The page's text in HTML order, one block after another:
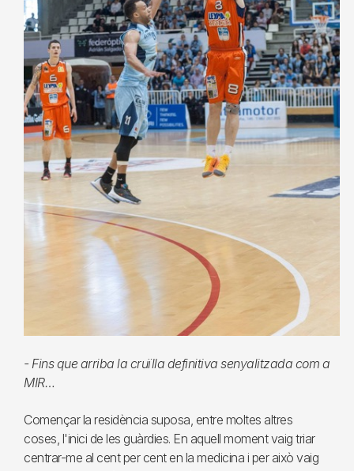
- Fins que arriba la cruïlla definitiva senyalitzada com a
MIR…
Començar la residència suposa, entre moltes altres
coses, l'inici de les guàrdies. En aquell moment vaig triar
centrar-me al cent per cent en la medicina i per això vaig